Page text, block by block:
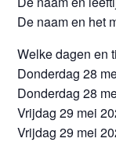
De naam en het
Welke dagen en
Donderdag 28
Donderdag 28
Vrijdag 29 mei
Vrijdag 29 mei